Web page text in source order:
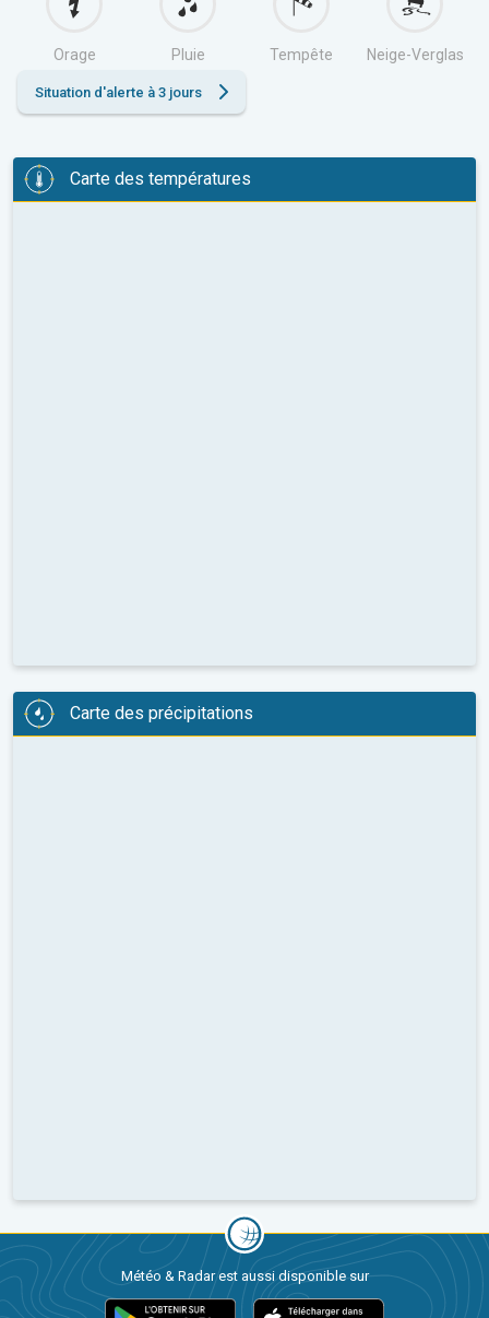
Orage Pluie Tempête Neige-Verglas
Situation d'alerte à 3 jours
Carte des températures
Carte des précipitations
Météo & Radar est aussi disponible sur